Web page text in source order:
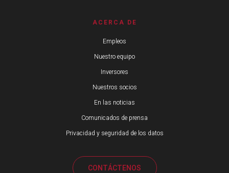
ACERCA DE
Empleos
Nuestro equipo
Inversores
Nuestros socios
En las noticias
Comunicados de prensa
Privacidad y seguridad de los datos
CONTÁCTENOS